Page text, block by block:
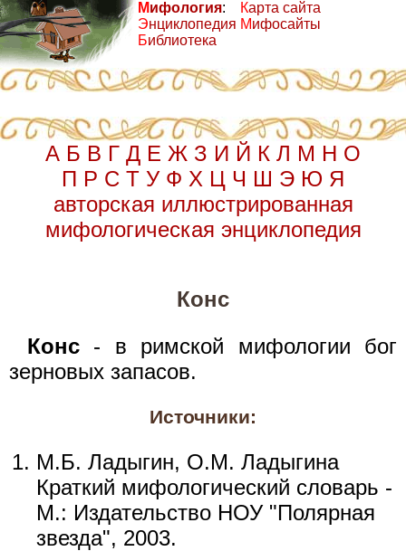
Мифология:
Энциклопедия
Библиотека
Карта сайта
Мифосайты
А Б В Г Д Е Ж З И Й К Л М Н О
П Р С Т У Ф Х Ц Ч Ш Э Ю Я
авторская иллюстрированная
мифологическая энциклопедия
Конс
Конс - в римской мифологии бог
зерновых запасов.
Источники:
М.Б. Ладыгин, О.М. Ладыгина
Краткий мифологический словарь -
М.: Издательство НОУ "Полярная
звезда", 2003.